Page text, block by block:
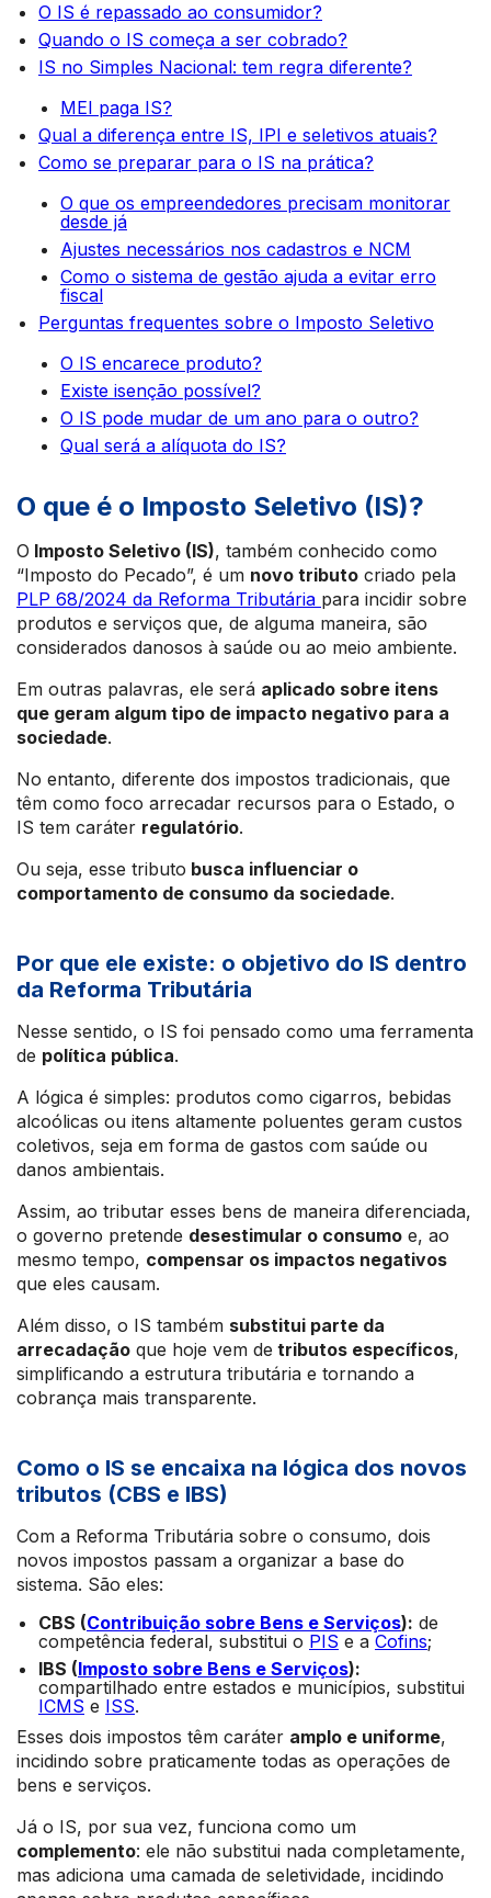
O IS é repassado ao consumidor?
Quando o IS começa a ser cobrado?
IS no Simples Nacional: tem regra diferente?
MEI paga IS?
Qual a diferença entre IS, IPI e seletivos atuais?
Como se preparar para o IS na prática?
O que os empreendedores precisam monitorar
desde já
Ajustes necessários nos cadastros e NCM
Como o sistema de gestão ajuda a evitar erro
fiscal
Perguntas frequentes sobre o Imposto Seletivo
O IS encarece produto?
Existe isenção possível?
O IS pode mudar de um ano para o outro?
Qual será a alíquota do IS?
O que é o Imposto Seletivo (IS)?
O Imposto Seletivo (IS), também conhecido como
“Imposto do Pecado”, é um novo tributo criado pela
PLP 68/2024 da Reforma Tributária para incidir sobre
produtos e serviços que, de alguma maneira, são
considerados danosos à saúde ou ao meio ambiente.
Em outras palavras, ele será aplicado sobre itens
que geram algum tipo de impacto negativo para a
sociedade.
No entanto, diferente dos impostos tradicionais, que
têm como foco arrecadar recursos para o Estado, o
IS tem caráter regulatório.
Ou seja, esse tributo busca influenciar o
comportamento de consumo da sociedade.
Por que ele existe: o objetivo do IS dentro
da Reforma Tributária
Nesse sentido, o IS foi pensado como uma ferramenta
de política pública.
A lógica é simples: produtos como cigarros, bebidas
alcoólicas ou itens altamente poluentes geram custos
coletivos, seja em forma de gastos com saúde ou
danos ambientais.
Assim, ao tributar esses bens de maneira diferenciada,
o governo pretende desestimular o consumo e, ao
mesmo tempo, compensar os impactos negativos
que eles causam.
Além disso, o IS também substitui parte da
arrecadação que hoje vem de tributos específicos,
simplificando a estrutura tributária e tornando a
cobrança mais transparente.
Como o IS se encaixa na lógica dos novos
tributos (CBS e IBS)
Com a Reforma Tributária sobre o consumo, dois
novos impostos passam a organizar a base do
sistema. São eles:
CBS (Contribuição sobre Bens e Serviços): de
competência federal, substitui o PIS e a Cofins;
IBS (Imposto sobre Bens e Serviços):
compartilhado entre estados e municípios, substitui
ICMS e ISS.
Esses dois impostos têm caráter amplo e uniforme,
incidindo sobre praticamente todas as operações de
bens e serviços.
Já o IS, por sua vez, funciona como um
complemento: ele não substitui nada completamente,
mas adiciona uma camada de seletividade, incidindo